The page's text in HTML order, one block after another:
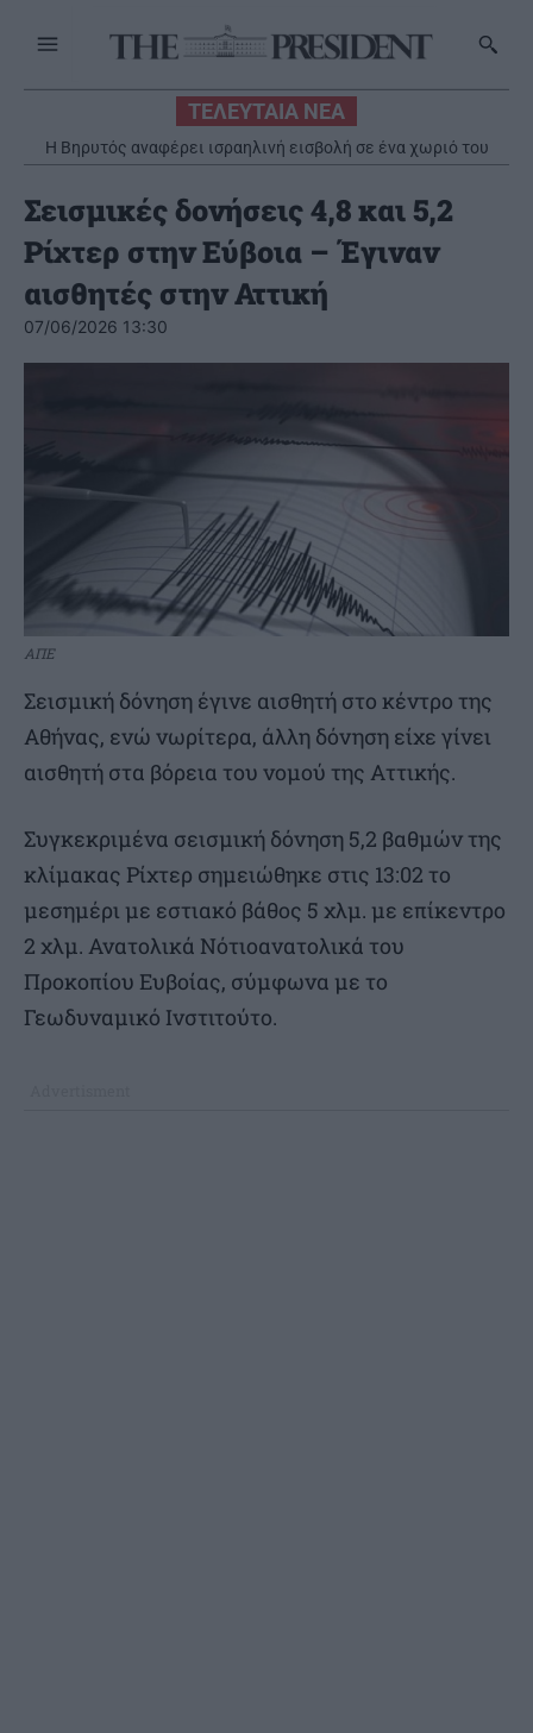
ΤΕΛΕΥΤΑΙΑ ΝΕΑ
Η Βηρυτός αναφέρει ισραηλινή εισβολή σε ένα χωριό του
νότου παρά την ανάπτυξη του λιβανικού στρατού
Σεισμικές δονήσεις 4,8 και 5,2
Ρίχτερ στην Εύβοια – Έγιναν
αισθητές στην Αττική
07/06/2026 13:30
ΑΠΕ
Σεισμική δόνηση έγινε αισθητή στο κέντρο της
Αθήνας, ενώ νωρίτερα, άλλη δόνηση είχε γίνει
αισθητή στα βόρεια του νομού της Αττικής.
Συγκεκριμένα σεισμική δόνηση 5,2 βαθμών της
κλίμακας Ρίχτερ σημειώθηκε στις 13:02 το
μεσημέρι με εστιακό βάθος 5 χλμ. με επίκεντρο
2 χλμ. Ανατολικά Νότιοανατολικά του
Προκοπίου Ευβοίας, σύμφωνα με το
Γεωδυναμικό Ινστιτούτο.